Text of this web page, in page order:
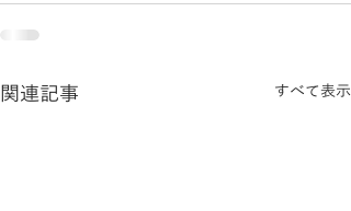
関連記事 すべて表示